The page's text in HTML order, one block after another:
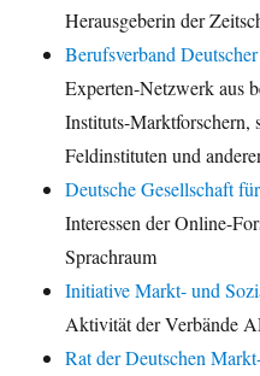
Herausgeberin der
Berufsverband
Experten-Netzwerk aus
Instituts-Marktforschern,
Feldinstituten und
Deutsche Gesellschaft
Interessen der Online-
Sprachraum
Initiative Markt- und
Aktivität der Verbände
Rat der Deutschen